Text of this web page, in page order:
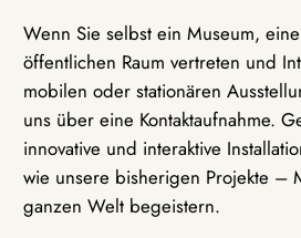
Wenn Sie selbst ein Museum,
öffentlichen Raum vertreten und
mobilen oder stationären
uns über eine Kontaktaufnahme.
innovative und interaktive
wie unsere bisherigen Projekte –
ganzen Welt begeistern.